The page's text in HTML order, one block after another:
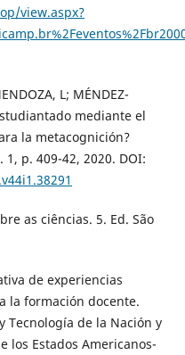
view.aspx?
L; MÉNDEZ-
mediante el
la metacognición?
1, p. 409-42, 2020. DOI:
as ciências. 5. Ed. São
de experiencias
la formación docente.
Tecnología de la Nación y
los Estados Americanos-